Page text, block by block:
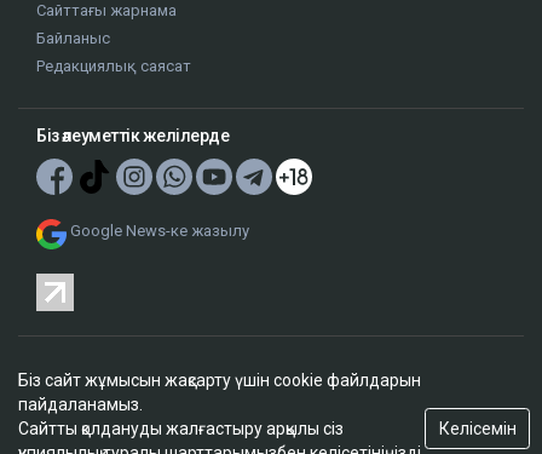
Сайттағы жарнама
Байланыс
Редакциялық саясат
Біз әлеуметтік желілерде
Google News-ке жазылу
© 2026. ТОО "Ulys Media Group". Барлық құқықтар қорғалған.
Біз сайт жұмысын жақсарту үшін cookie файлдарын
пайдаланамыз.
Сайтты қолдануды жалғастыру арқылы сіз
Келісемін